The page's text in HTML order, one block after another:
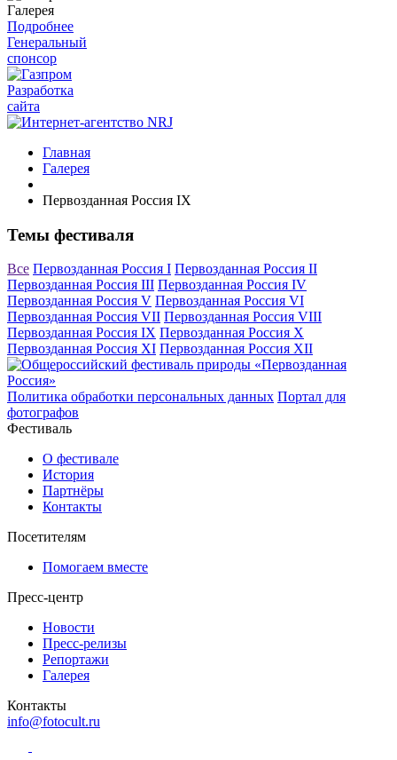
Галерея
Подробнее
Генеральный
спонсор
Разработка
сайта
Главная
Галерея
Первозданная Россия IX
Темы фестиваля
Все Первозданная Россия I Первозданная Россия II
Первозданная Россия III Первозданная Россия IV
Первозданная Россия V Первозданная Россия VI
Первозданная Россия VII Первозданная Россия VIII
Первозданная Россия IX Первозданная Россия X
Первозданная Россия XI Первозданная Россия XII
Политика обработки персональных данных Портал для
фотографов
Фестиваль
О фестивале
История
Партнёры
Контакты
Посетителям
Помогаем вместе
Пресс-центр
Новости
Пресс-релизы
Репортажи
Галерея
Контакты
info@fotocult.ru